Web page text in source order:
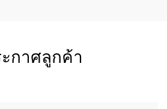
กาศลูกค้า